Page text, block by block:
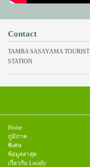
Contact
TAMBA SASAYAMA TOURIST
STATION
Home
ภูมิภาค
พิเศษ
ข้อมูลล่าสุด
เกี่ยวกับ Locally